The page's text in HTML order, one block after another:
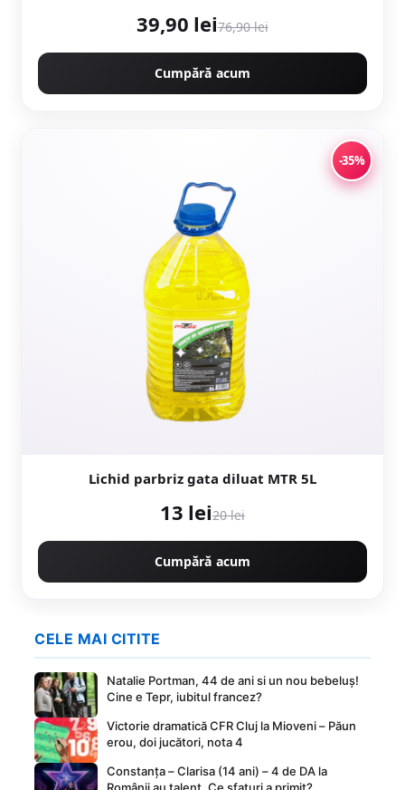
39,90 lei76,90 lei
Cumpără acum
-35%
Lichid parbriz gata diluat MTR 5L
13 lei20 lei
Cumpără acum
CELE MAI CITITE
Natalie Portman, 44 de ani si un nou bebeluș!
Cine e Tepr, iubitul francez?
Victorie dramatică CFR Cluj la Mioveni – Păun
erou, doi jucători, nota 4
Constanța – Clarisa (14 ani) – 4 de DA la